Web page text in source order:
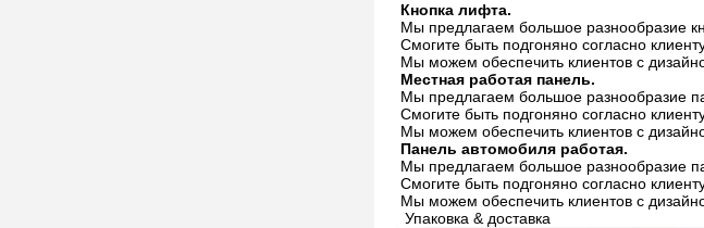
Кнопка лифта.
Мы предлагаем большое разнообразие
Смогите быть подгоняно согласно
Мы можем обеспечить клиентов с
Местная работая панель.
Мы предлагаем большое разнообразие
Смогите быть подгоняно согласно
Мы можем обеспечить клиентов с
Панель автомобиля работая.
Мы предлагаем большое разнообразие
Смогите быть подгоняно согласно
Мы можем обеспечить клиентов с
Упаковка & доставка